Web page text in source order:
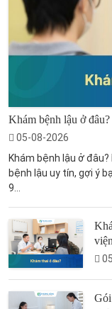
Khám bệnh lậu ở
05-08-2026
Khám bệnh lậu ở
bệnh lậu uy tín, gợi ý
9...